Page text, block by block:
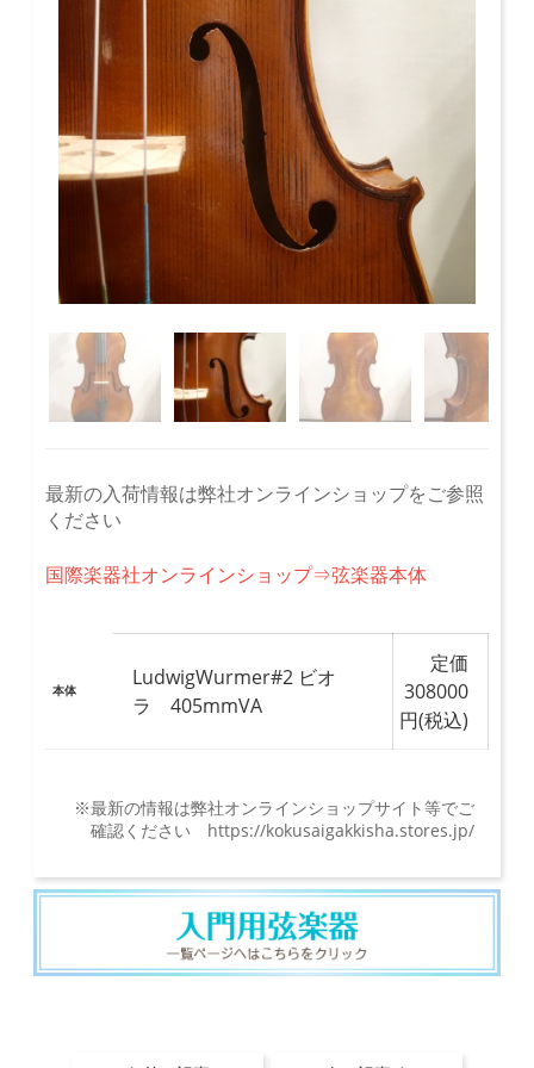
最新の入荷情報は弊社オンラインショップをご参照
ください
国際楽器社オンラインショップ⇒弦楽器本体
本体
LudwigWurmer#2 ビオ
ラ 405mmVA
定価
308000
円(税込)
※最新の情報は弊社オンラインショップサイト等でご
確認ください https://kokusaigakkisha.stores.jp/